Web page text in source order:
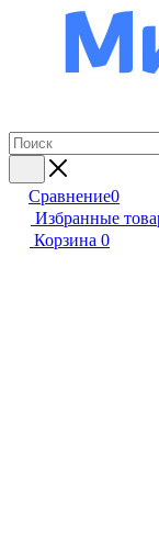
Сравнение0
Избранные
Корзина 0